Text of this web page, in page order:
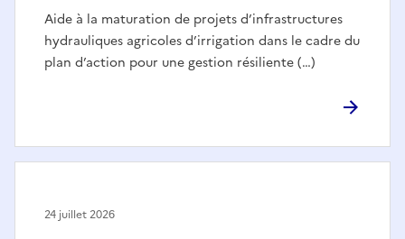
Aide à la maturation de projets d’infrastructures
hydrauliques agricoles d’irrigation dans le cadre du
plan d’action pour une gestion résiliente (…)
24 juillet 2026